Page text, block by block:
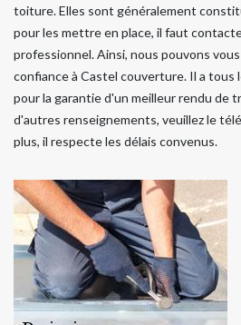
toiture. Elles sont généralement
pour les mettre en place, il faut
professionnel. Ainsi, nous pouvons
confiance à Castel couverture. Il a tous
pour la garantie d'un meilleur rendu de
d'autres renseignements, veuillez le
plus, il respecte les délais convenus.